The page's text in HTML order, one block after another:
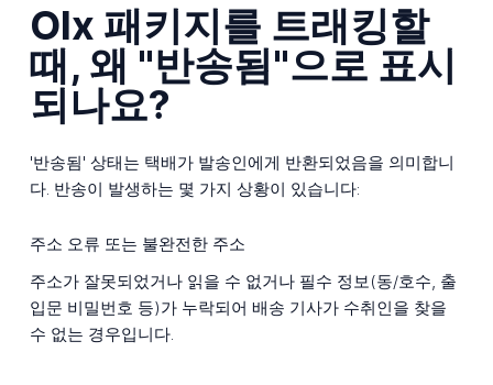
Olx 패키지를 트래킹할
때, 왜 "반송됨"으로 표시
되나요?
'반송됨' 상태는 택배가 발송인에게 반환되었음을 의미합니
다. 반송이 발생하는 몇 가지 상황이 있습니다:
주소 오류 또는 불완전한 주소
주소가 잘못되었거나 읽을 수 없거나 필수 정보(동/호수, 출
입문 비밀번호 등)가 누락되어 배송 기사가 수취인을 찾을
수 없는 경우입니다.